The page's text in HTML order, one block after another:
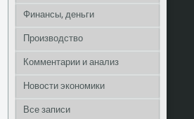
Финансы, деньги
Производство
Комментарии и анализ
Новости экономики
Все записи